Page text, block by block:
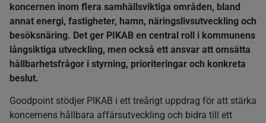
koncernen inom flera samhällsviktiga områden, bland
annat energi, fastigheter, hamn, näringslivsutveckling och
besöksnäring. Det ger PIKAB en central roll i kommunens
långsiktiga utveckling, men också ett ansvar att omsätta
hållbarhetsfrågor i styrning, prioriteringar och konkreta
beslut.
Goodpoint stödjer PIKAB i ett treårigt uppdrag för att stärka
koncernens hållbara affärsutveckling och bidra till ett